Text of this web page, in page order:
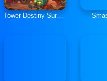
Tower Destiny Survive